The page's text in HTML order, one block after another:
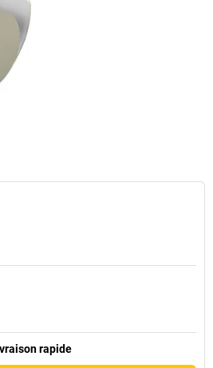
rapide